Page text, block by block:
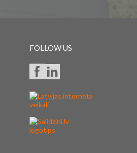
FOLLOW US